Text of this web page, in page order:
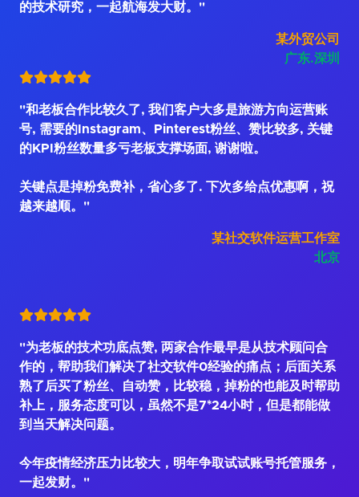
的技术研究，一起航海发大财。"
某外贸公司
广东.深圳
"和老板合作比较久了, 我们客户大多是旅游方向运营账
号, 需要的Instagram、Pinterest粉丝、赞比较多, 关键
的KPI粉丝数量多亏老板支撑场面, 谢谢啦。
关键点是掉粉免费补，省心多了. 下次多给点优惠啊，祝
越来越顺。"
某社交软件运营工作室
北京
"为老板的技术功底点赞, 两家合作最早是从技术顾问合
作的，帮助我们解决了社交软件0经验的痛点；后面关系
熟了后买了粉丝、自动赞，比较稳，掉粉的也能及时帮助
补上，服务态度可以，虽然不是7*24小时，但是都能做
到当天解决问题。
今年疫情经济压力比较大，明年争取试试账号托管服务，
一起发财。"